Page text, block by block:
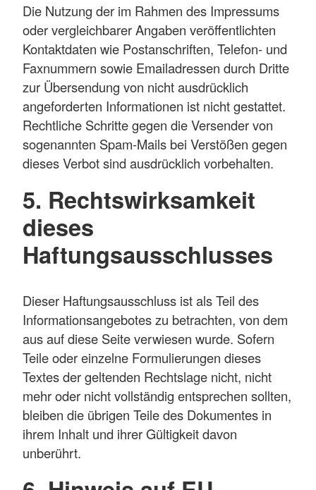
Die Nutzung der im Rahmen des Impressums
oder vergleichbarer Angaben veröffentlichten
Kontaktdaten wie Postanschriften, Telefon- und
Faxnummern sowie Emailadressen durch Dritte
zur Übersendung von nicht ausdrücklich
angeforderten Informationen ist nicht gestattet.
Rechtliche Schritte gegen die Versender von
sogenannten Spam-Mails bei Verstößen gegen
dieses Verbot sind ausdrücklich vorbehalten.
5. Rechtswirksamkeit
dieses
Haftungsausschlusses
Dieser Haftungsausschluss ist als Teil des
Informationsangebotes zu betrachten, von dem
aus auf diese Seite verwiesen wurde. Sofern
Teile oder einzelne Formulierungen dieses
Textes der geltenden Rechtslage nicht, nicht
mehr oder nicht vollständig entsprechen sollten,
bleiben die übrigen Teile des Dokumentes in
ihrem Inhalt und ihrer Gültigkeit davon
unberührt.